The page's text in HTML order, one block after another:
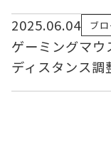
2025.06.04
ブ
ゲーミングマ
ディスタンス調